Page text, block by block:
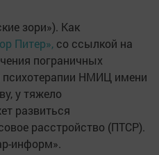
зори»). Как
Питер», со ссылкой на
пограничных
психотерапии НМИЦ имени
у тяжело
развиться
расстройство (ПТСР).
информ».